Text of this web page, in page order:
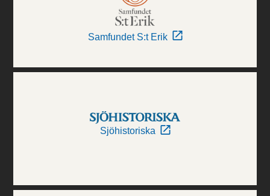
Samfundet S:t Erik
Sjöhistoriska